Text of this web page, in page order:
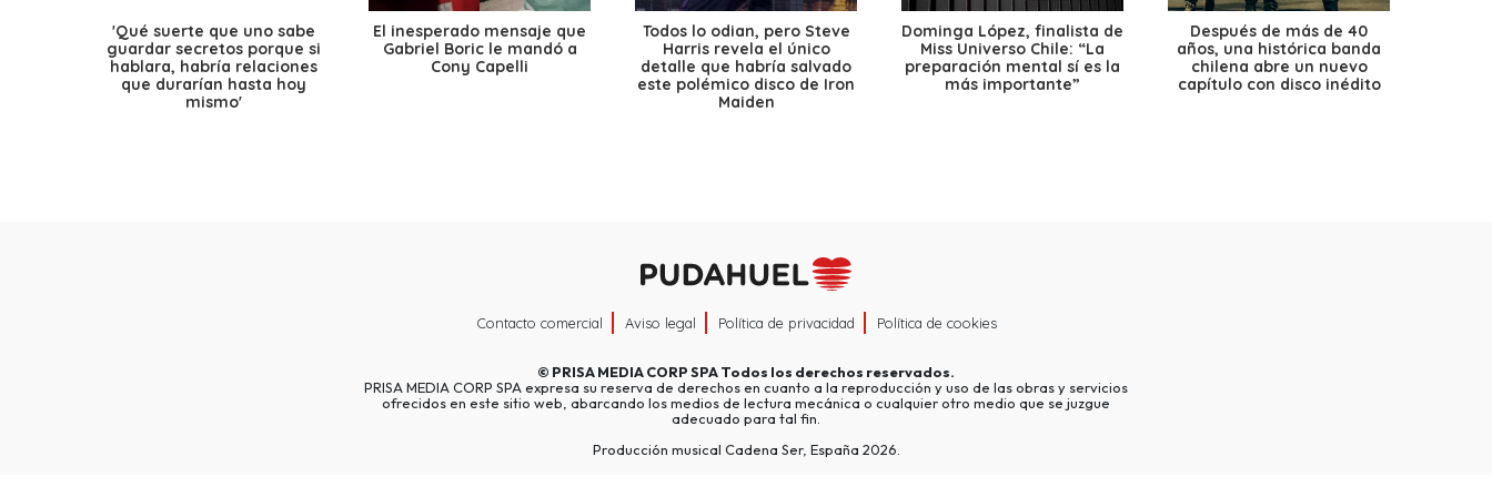
'Qué suerte que uno sabe
guardar secretos porque si
hablara, habría relaciones
que durarían hasta hoy
mismo'
El inesperado mensaje que
Gabriel Boric le mandó a
Cony Capelli
Todos lo odian, pero Steve
Harris revela el único
detalle que habría salvado
este polémico disco de Iron
Maiden
Dominga López, finalista de
Miss Universo Chile: “La
preparación mental sí es la
más importante”
Después de más de 40
años, una histórica banda
chilena abre un nuevo
capítulo con disco inédito
Contacto comercial Aviso legal Política de privacidad Política de cookies
© PRISA MEDIA CORP SPATodos los derechos reservados.
PRISA MEDIA CORP SPA expresa su reserva de derechos en cuanto a la reproducción y uso de las obras y servicios
ofrecidos en este sitio web, abarcando los medios de lectura mecánica o cualquier otro medio que se juzgue
adecuado para tal fin.
Producción musical Cadena Ser, España 2026.